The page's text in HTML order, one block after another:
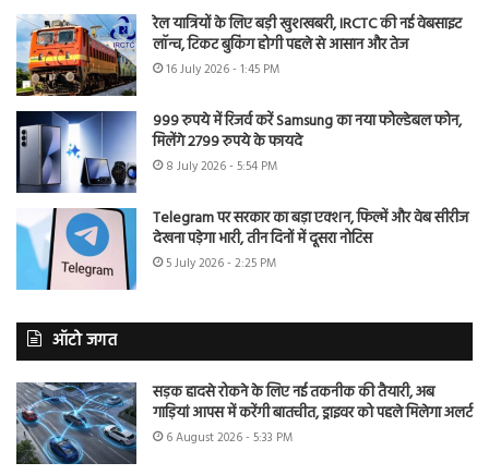
रेल यात्रियों के लिए बड़ी खुशखबरी, IRCTC की नई वेबसाइट
लॉन्च, टिकट बुकिंग होगी पहले से आसान और तेज
16 July 2026 - 1:45 PM
999 रुपये में रिजर्व करें Samsung का नया फोल्डेबल फोन,
मिलेंगे 2799 रुपये के फायदे
8 July 2026 - 5:54 PM
Telegram पर सरकार का बड़ा एक्शन, फिल्में और वेब सीरीज
देखना पड़ेगा भारी, तीन दिनों में दूसरा नोटिस
5 July 2026 - 2:25 PM
ऑटो जगत
सड़क हादसे रोकने के लिए नई तकनीक की तैयारी, अब
गाड़ियां आपस में करेंगी बातचीत, ड्राइवर को पहले मिलेगा अलर्ट
6 August 2026 - 5:33 PM